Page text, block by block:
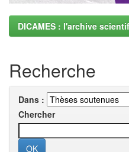
DICAMES : l'archive
Recherche
Dans :
Chercher